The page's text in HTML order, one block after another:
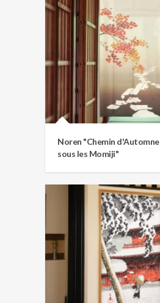
Noren "Chemin d'Automne
sous les Momiji"